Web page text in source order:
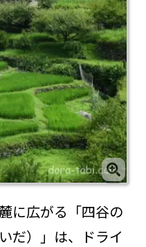
に広がる「四谷の
だ）」は、ドライ